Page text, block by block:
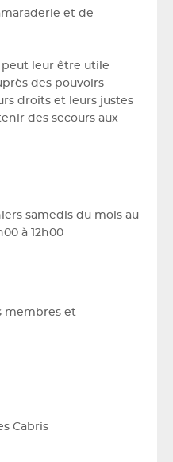
et de
peut leur être utile
des pouvoirs
droits et leurs justes
des secours aux
samedis du mois au
à 12h00
membres et
Cabris